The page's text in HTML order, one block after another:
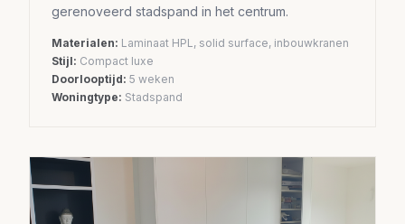
gerenoveerd stadspand in het centrum.
Materialen: Laminaat HPL, solid surface, inbouwkranen
Stijl: Compact luxe
Doorlooptijd: 5 weken
Woningtype: Stadspand